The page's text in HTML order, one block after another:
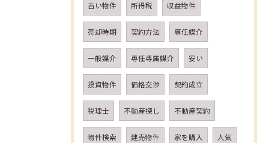
古い物件 所得税 収益物件
売却時期 契約方法 専任媒介
一般媒介 専任専属媒介 安い
投資物件 価格交渉 契約成立
税理士 不動産探し 不動産契約
物件検索 建売物件 家を購入 人気